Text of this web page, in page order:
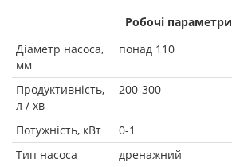
Робочі параметри
Діаметр насоса,
мм
понад 110
Продуктивність,
л / хв
200-300
Потужність, кВт
0-1
Тип насоса
дренажний